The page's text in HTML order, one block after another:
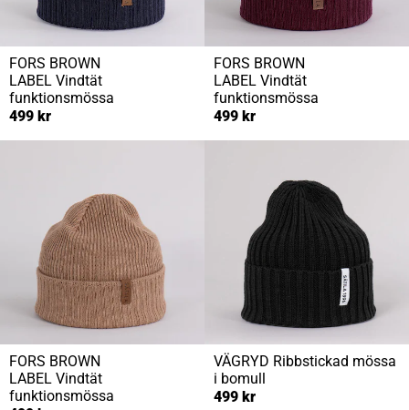
FORS BROWN
LABEL Vindtät
funktionsmössa
499 kr
FORS BROWN
LABEL Vindtät
funktionsmössa
499 kr
FORS BROWN
LABEL Vindtät
funktionsmössa
VÄGRYD Ribbstickad mössa
i bomull
499 kr